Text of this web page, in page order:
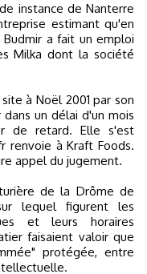
instance de Nanterre
estimant qu'en
a fait un emploi
Milka dont la société
à Noël 2001 par son
un délai d'un mois
de retard. Elle s'est
renvoie à Kraft Foods.
appel du jugement.
de la Drôme de
lequel figurent les
et leurs horaires
faisaient valoir que
protégée, entre